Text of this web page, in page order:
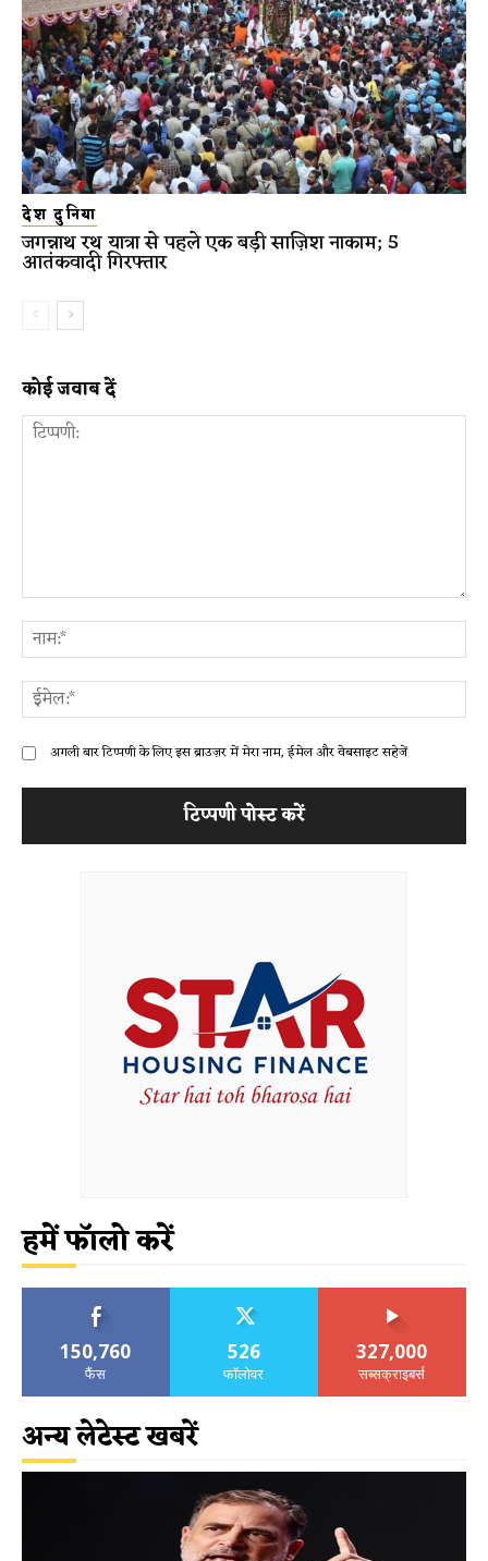
देश दुनिया
जगन्नाथ रथ यात्रा से पहले एक बड़ी साज़िश नाकाम; 5
आतंकवादी गिरफ्तार
कोई जवाब दें
अगली बार टिप्पणी के लिए इस ब्राउज़र में मेरा नाम, ईमेल और वेबसाइट सहेजें
हमें फॉलो करें
150,760
फैंस
526
फॉलोवर
327,000
सब्सक्राइबर्स
अन्य लेटेस्ट खबरें